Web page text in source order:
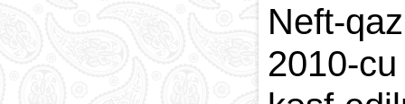
Neft-
2010-cu